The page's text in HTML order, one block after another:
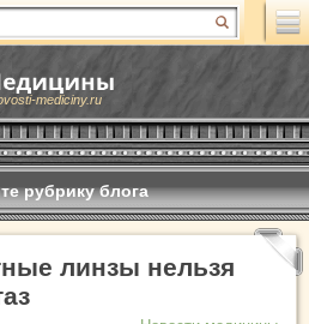
mediciny.ru
рубрику блога
линзы нельзя